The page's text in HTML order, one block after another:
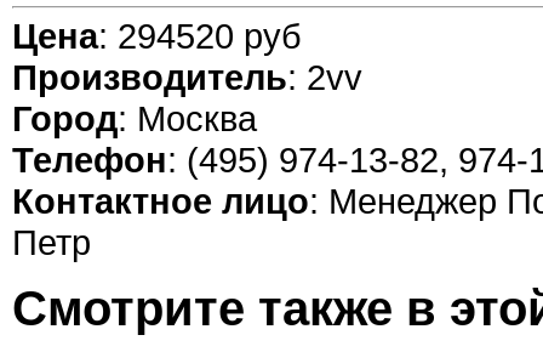
Цена: 294520 руб
Производитель: 2vv
Город: Москва
Телефон: (495) 974-13-82, 974-
Контактное лицо: Менеджер
Петр
Смотрите также в